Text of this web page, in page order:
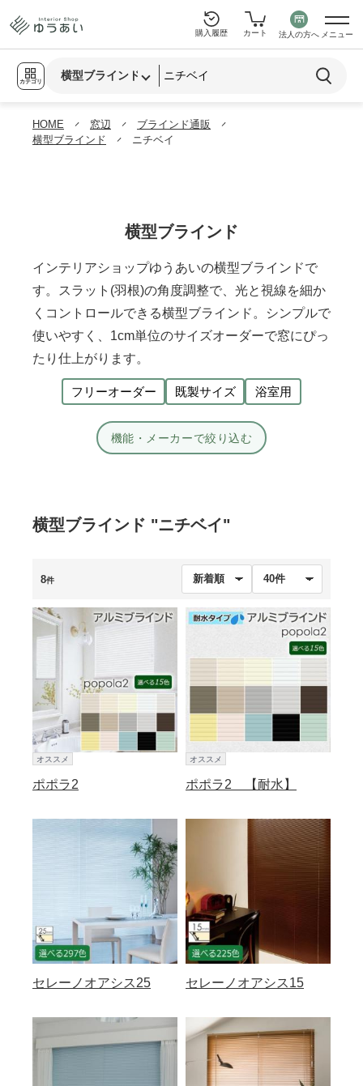
カテゴリ
購入履歴 カート 法人の方へ メニュー
HOME 窓辺
ブラインド通販
横型ブラインド
ニチベイ
横型ブラインド
インテリアショップゆうあいの横型ブラインドで
す。スラット(羽根)の角度調整で、光と視線を細か
くコントロールできる横型ブラインド。シンプルで
使いやすく、1cm単位のサイズオーダーで窓にぴっ
たり仕上がります。
フリーオーダー 既製サイズ 浴室用
機能・メーカーで絞り込む
横型ブラインド "ニチベイ"
8件
オススメ
ポポラ2
オススメ
ポポラ2 【耐水】
セレーノオアシス25 セレーノオアシス15